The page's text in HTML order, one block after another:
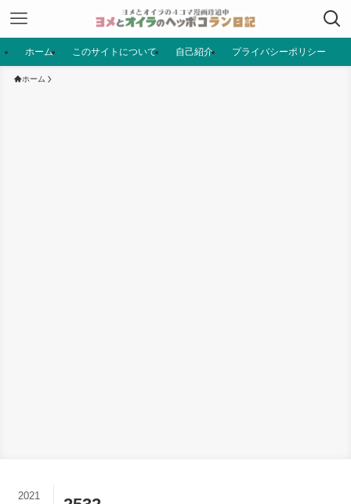
ホーム このサイトについて 自己紹介 プライバシーポリシー
ホーム
2021